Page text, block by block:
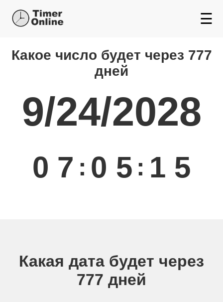
☰
Какой день будет через
Какое число будет через 777
дней
9/24/2028
0 7 : 0 5 : 1 5
Какая дата будет через
777 дней